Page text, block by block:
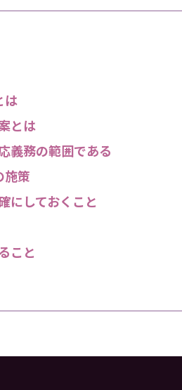
は
とは
義務の範囲である
施策
にしておくこと
こと